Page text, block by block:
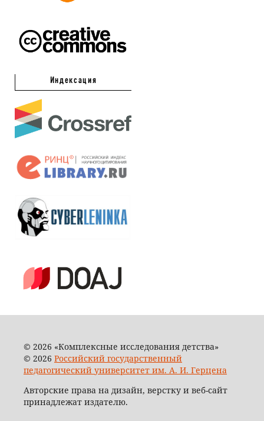
Индексация
© 2026 «Комплексные исследования детства»
© 2026 Российский государственный
педагогический университет им. А. И. Герцена
Авторские права на дизайн, верстку и веб-сайт
принадлежат издателю.